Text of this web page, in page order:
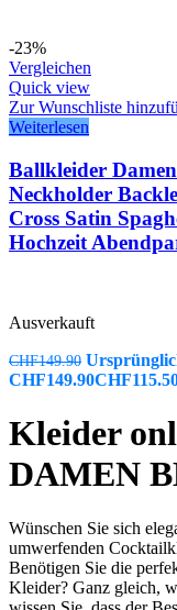
-23%
Vergleichen
Quick view
Zur Wunschliste
Weiterlesen
Ballkleider
Neckholder
Cross Satin
Hochzeit
Ausverkauft
CHF149.90
CHF149.90CHF
Kleider
DAMEN
Wünschen Sie sich
umwerfenden
Benötigen Sie die
Kleider? Ganz gleich,